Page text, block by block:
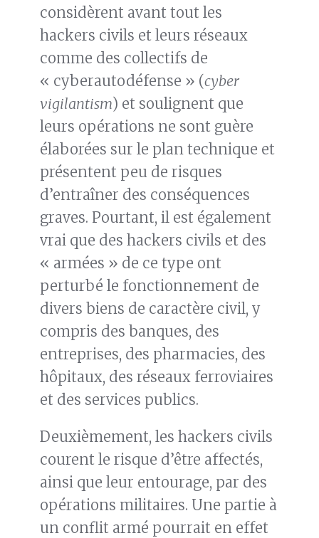
considèrent avant tout les
hackers civils et leurs réseaux
comme des collectifs de
« cyberautodéfense » (cyber
vigilantism) et soulignent que
leurs opérations ne sont guère
élaborées sur le plan technique et
présentent peu de risques
d’entraîner des conséquences
graves. Pourtant, il est également
vrai que des hackers civils et des
« armées » de ce type ont
perturbé le fonctionnement de
divers biens de caractère civil, y
compris des banques, des
entreprises, des pharmacies, des
hôpitaux, des réseaux ferroviaires
et des services publics.
Deuxièmement, les hackers civils
courent le risque d’être affectés,
ainsi que leur entourage, par des
opérations militaires. Une partie à
un conflit armé pourrait en effet